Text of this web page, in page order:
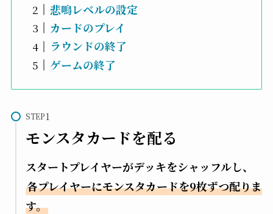
悲鳴レベルの設定
カードのプレイ
ラウンドの終了
ゲームの終了
STEP
モンスタカードを配る
スタートプレイヤーがデッキをシャッフルし、
各プレイヤーにモンスタカードを9枚ずつ配りま
す。